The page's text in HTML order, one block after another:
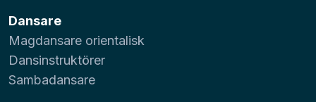
Dansare
Magdansare orientalisk
Dansinstruktörer
Sambadansare